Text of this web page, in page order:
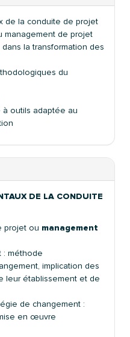
de la conduite de projet
management de projet
la transformation des
du
outils adaptée au
DE LA CONDUITE
projet ou management
: méthode
implication des
leur établissement et de
de changement :
en œuvre